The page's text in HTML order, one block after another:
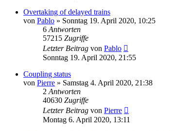
Overtaking of delayed trains
von Pablo » Sonntag 19. April 2020, 10:25
6 Antworten
57215 Zugriffe
Letzter Beitrag von Pablo
Sonntag 19. April 2020, 21:55
Coupling status
von Pierre » Samstag 4. April 2020, 21:38
2 Antworten
40630 Zugriffe
Letzter Beitrag von Pierre
Montag 6. April 2020, 13:11